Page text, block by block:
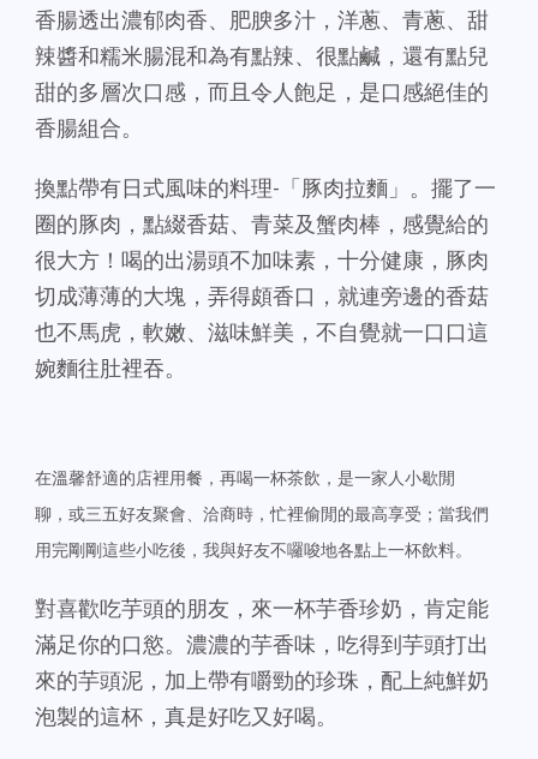
香腸透出濃郁肉香、肥腴多汁，洋蔥、青蔥、甜
辣醬和糯米腸混和為有點辣、很點鹹，還有點兒
甜的多層次口感，而且令人飽足，是口感絕佳的
香腸組合。
換點帶有日式風味的料理-「豚肉拉麵」。擺了一
圈的豚肉，點綴香菇、青菜及蟹肉棒，感覺給的
很大方！喝的出湯頭不加味素，十分健康，豚肉
切成薄薄的大塊，弄得頗香口，就連旁邊的香菇
也不馬虎，軟嫩、滋味鮮美，不自覺就一口口這
婉麵往肚裡吞。
在溫馨舒適的店裡用餐，再喝一杯茶飲，是一家人小歇閒
聊，或三五好友聚會、洽商時，忙裡偷閒的最高享受；當我們
用完剛剛這些小吃後，我與好友不囉唆地各點上一杯飲料。
對喜歡吃芋頭的朋友，來一杯芋香珍奶，肯定能
滿足你的口慾。濃濃的芋香味，吃得到芋頭打出
來的芋頭泥，加上帶有嚼勁的珍珠，配上純鮮奶
泡製的這杯，真是好吃又好喝。